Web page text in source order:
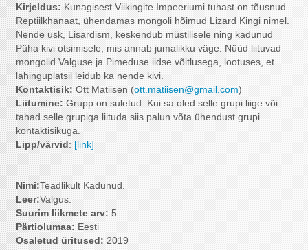
Kirjeldus: Kunagisest Viikingite Impeeriumi tuhast on tõusnud
Reptiilkhanaat, ühendamas mongoli hõimud Lizard Kingi nimel.
Nende usk, Lisardism, keskendub müstilisele ning kadunud
Püha kivi otsimisele, mis annab jumalikku väge. Nüüd liituvad
mongolid Valguse ja Pimeduse iidse võitlusega, lootuses, et
lahinguplatsil leidub ka nende kivi.
Kontaktisik: Ott Matiisen (ott.matiisen@gmail.com)
Liitumine: Grupp on suletud. Kui sa oled selle grupi liige või
tahad selle grupiga liituda siis palun võta ühendust grupi
kontaktisikuga.
Lipp/värvid : [link]
Nimi:Teadlikult Kadunud.
Leer:Valgus.
Suurim liikmete arv: 5
Pärtiolumaa: Eesti
Osaletud üritused: 2019